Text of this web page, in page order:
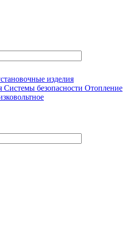
изделия
Системы безопасности Отопление